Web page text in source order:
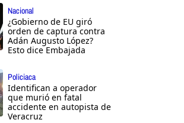
Nacional
¿Gobierno de EU giró
orden de captura contra
Adán Augusto López?
Esto dice Embajada
Policiaca
Identifican a operador
que murió en fatal
accidente en autopista de
Veracruz